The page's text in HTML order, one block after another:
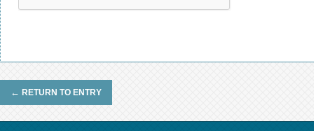
← RETURN TO ENTRY